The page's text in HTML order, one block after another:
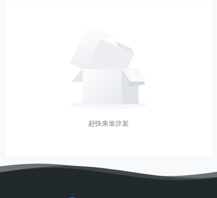
赶快来坐沙发